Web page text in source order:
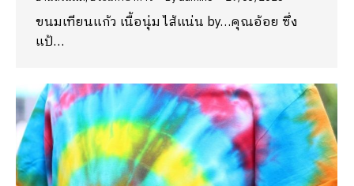
ขนมเทียนแก้ว เนื้อนุ่ม ไส้แน่น by…คุณอ้อย ซึ่ง
แป้…